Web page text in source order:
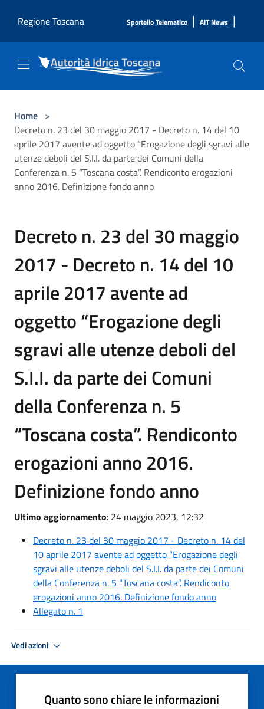
Regione Toscana
Sportello Telematico | AIT News |
Home >
Decreto n. 23 del 30 maggio 2017 - Decreto n. 14 del 10
aprile 2017 avente ad oggetto “Erogazione degli sgravi alle
utenze deboli del S.I.I. da parte dei Comuni della
Conferenza n. 5 “Toscana costa”. Rendiconto erogazioni
anno 2016. Definizione fondo anno
Decreto n. 23 del 30 maggio
2017 - Decreto n. 14 del 10
aprile 2017 avente ad
oggetto “Erogazione degli
sgravi alle utenze deboli del
S.I.I. da parte dei Comuni
della Conferenza n. 5
“Toscana costa”. Rendiconto
erogazioni anno 2016.
Definizione fondo anno
Ultimo aggiornamento: 24 maggio 2023, 12:32
Decreto n. 23 del 30 maggio 2017 - Decreto n. 14 del
10 aprile 2017 avente ad oggetto “Erogazione degli
sgravi alle utenze deboli del S.I.I. da parte dei Comuni
della Conferenza n. 5 “Toscana costa”. Rendiconto
erogazioni anno 2016. Definizione fondo anno
Allegato n. 1
Vedi azioni
Quanto sono chiare le informazioni